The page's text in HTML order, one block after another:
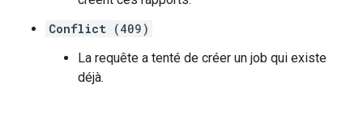
Conflict (409)
La requête a tenté de créer un job qui existe
déjà.